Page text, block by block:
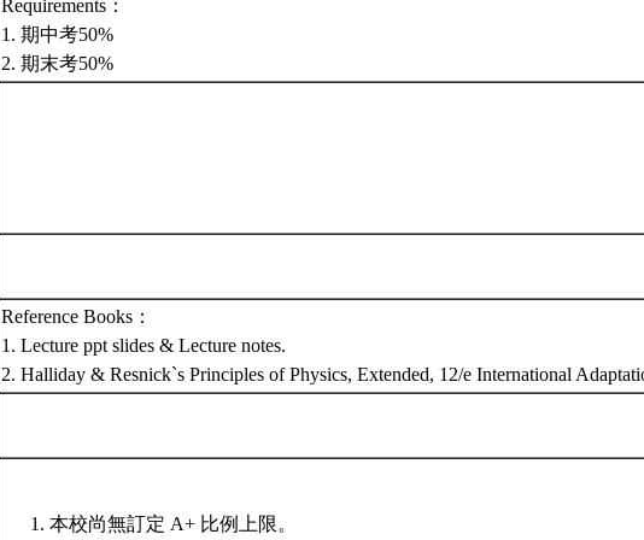
Requirements：
1. 期中考50%
2. 期末考50%
Reference Books：
1. Lecture ppt slides & Lecture notes.
2. Halliday & Resnick`s Principles of Physics, Extended, 12/e International
本校尚無訂定 A+ 比例上限。